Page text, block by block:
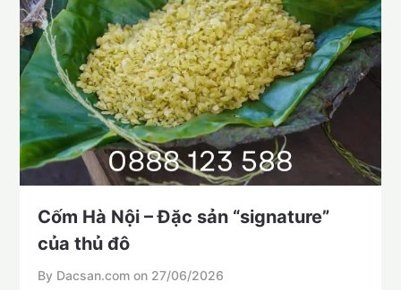
Cốm Hà Nội – Đặc sản “signature”
của thủ đô
By Dacsan.com on 27/06/2026